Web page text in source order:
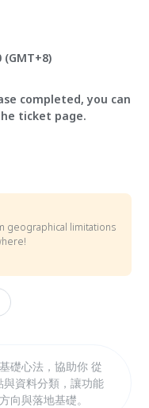
(GMT+8)
completed, you can
ticket page.
geographical limitations
礎心法，協助你 從
資料分類，讓功能
向與落地基礎。